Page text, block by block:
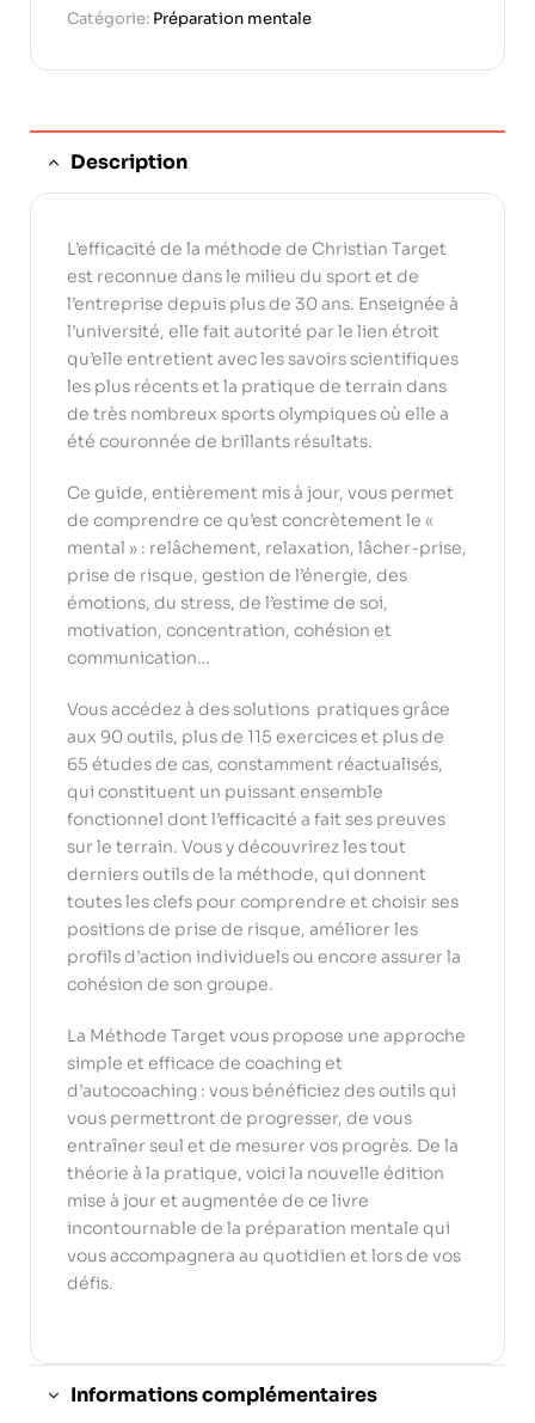
Catégorie: Préparation mentale
Description
L’efficacité de la méthode de Christian Target
est reconnue dans le milieu du sport et de
l’entreprise depuis plus de 30 ans. Enseignée à
l’université, elle fait autorité par le lien étroit
qu’elle entretient avec les savoirs scientifiques
les plus récents et la pratique de terrain dans
de très nombreux sports olympiques où elle a
été couronnée de brillants résultats.
Ce guide, entièrement mis à jour, vous permet
de comprendre ce qu’est concrètement le «
mental » : relâchement, relaxation, lâcher-prise,
prise de risque, gestion de l’énergie, des
émotions, du stress, de l’estime de soi,
motivation, concentration, cohésion et
communication…
Vous accédez à des solutions pratiques grâce
aux 90 outils, plus de 115 exercices et plus de
65 études de cas, constamment réactualisés,
qui constituent un puissant ensemble
fonctionnel dont l’efficacité a fait ses preuves
sur le terrain. Vous y découvrirez les tout
derniers outils de la méthode, qui donnent
toutes les clefs pour comprendre et choisir ses
positions de prise de risque, améliorer les
profils d’action individuels ou encore assurer la
cohésion de son groupe.
La Méthode Target vous propose une approche
simple et efficace de coaching et
d’autocoaching : vous bénéficiez des outils qui
vous permettront de progresser, de vous
entraîner seul et de mesurer vos progrès. De la
théorie à la pratique, voici la nouvelle édition
mise à jour et augmentée de ce livre
incontournable de la préparation mentale qui
vous accompagnera au quotidien et lors de vos
défis.
Informations complémentaires